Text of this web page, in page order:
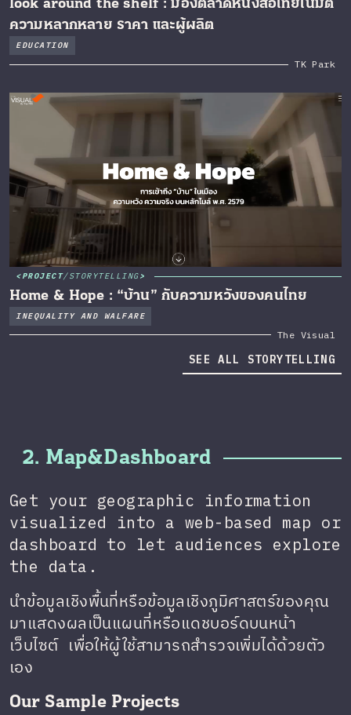
look around the shelf : มองตลาดหนังสือไทยในมิติ
ความหลากหลาย ราคา และผู้ผลิต
EDUCATION
TK Park
PROJECT/STORYTELLING
Home & Hope : “บ้าน” กับความหวังของคนไทย
INEQUALITY AND WALFARE
The Visual
SEE ALL STORYTELLING
2. Map&Dashboard
Get your geographic information
visualized into a web-based map or
dashboard to let audiences explore
the data.
นำข้อมูลเชิงพื้นที่หรือข้อมูลเชิงภูมิศาสตร์ของคุณ
มาแสดงผลเป็นแผนที่หรือแดชบอร์ดบนหน้า
เว็บไซต์ เพื่อให้ผู้ใช้สามารถสำรวจเพิ่มได้ด้วยตัว
เอง
Our Sample Projects